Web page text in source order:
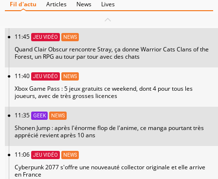
Fil d'actu Articles News Lives
11:45 JEU VIDÉO NEWS
Quand Clair Obscur rencontre Stray, ça donne Warrior Cats Clans of the
Forest, un RPG au tour par tour avec des chats
11:40 JEU VIDÉO NEWS
Xbox Game Pass : 5 jeux gratuits ce weekend, dont 4 pour tous les
joueurs, avec de très grosses licences
11:35 GEEK NEWS
Shonen Jump : après l'énorme flop de l'anime, ce manga pourtant très
apprécié revient après 10 ans
11:06 JEU VIDÉO NEWS
Cyberpunk 2077 s'offre une nouveauté collector originale et elle arrive
en France